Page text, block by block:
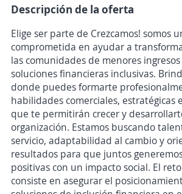
Descripción de la oferta
Elige ser parte de Crezcamos! somos
comprometida en ayudar a
las comunidades de menores
soluciones financieras inclusivas.
donde puedes formarte
habilidades comerciales, estratégicas
que te permitirán crecer y
organización. Estamos buscando
servicio, adaptabilidad al cambio y
resultados para que juntos
positivas con un impacto social. El
consiste en asegurar el